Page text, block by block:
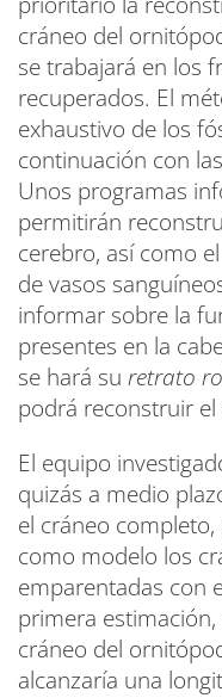
cráneo del
se trabajará en los
recuperados. El
exhaustivo de los
continuación con
Unos programas
permitirán
cerebro, así como
de vasos
informar sobre la
presentes en la
se hará su retrato
podrá reconstruir
El equipo
quizás a medio
el cráneo
como modelo los
emparentadas con
primera
cráneo del
alcanzaría una